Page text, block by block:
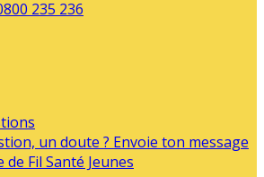
un doute ? Envoie ton message
de Fil Santé Jeunes